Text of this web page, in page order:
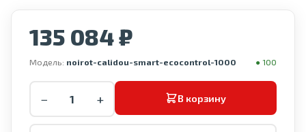
135 084 ₽
Модель: noirot-calidou-smart-ecocontrol-1000 ● 100
− + В корзину